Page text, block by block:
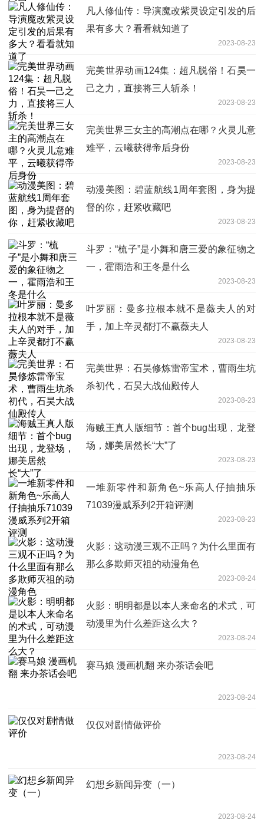
凡人修仙传：导演魔改紫灵设定引发的后
果有多大？看看就知道了
2023-08-23
完美世界动画124集：超凡脱俗！石昊一
己之力，直接将三人斩杀！
2023-08-23
完美世界三女主的高潮点在哪？火灵儿意
难平，云曦获得帝后身份
2023-08-23
动漫美图：碧蓝航线1周年套图，身为提
督的你，赶紧收藏吧
2023-08-23
斗罗：“梳子”是小舞和唐三爱的象征物之
一，霍雨浩和王冬是什么
2023-08-23
叶罗丽：曼多拉根本就不是薇夫人的对
手，加上辛灵都打不赢薇夫人
2023-08-23
完美世界：石昊修炼雷帝宝术，曹雨生坑
杀初代，石昊大战仙殿传人
2023-08-23
海贼王真人版细节：首个bug出现，龙登
场，娜美居然长“大”了
2023-08-23
一堆新零件和新角色~乐高人仔抽抽乐
71039漫威系列2开箱评测
2023-08-23
火影：这动漫三观不正吗？为什么里面有
那么多欺师灭祖的动漫角色
2023-08-24
火影：明明都是以本人来命名的术式，可
动漫里为什么差距这么大？
2023-08-24
赛马娘 漫画机翻 来办茶话会吧
2023-08-24
仅仅对剧情做评价
2023-08-24
幻想乡新闻异变（一）
2023-08-24